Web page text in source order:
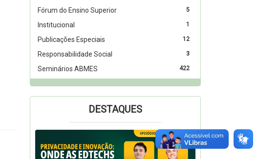
5
Fórum do Ensino Superior
1
Institucional
12
Publicações Especiais
3
Responsabilidade Social
422
Seminários ABMES
DESTAQUES